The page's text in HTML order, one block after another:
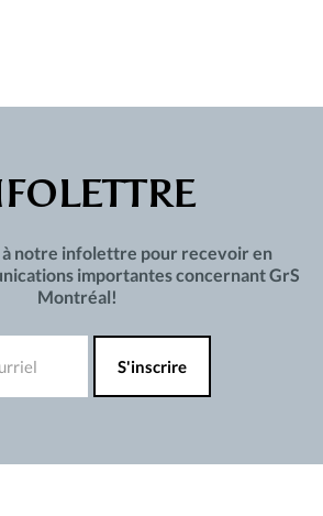
notre infolettre pour recevoir en
importantes concernant GrS
Montréal!